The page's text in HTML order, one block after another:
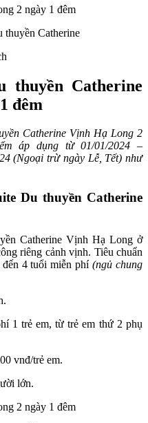
thuyền Catherine
thuyền Catherine
đêm
Catherine Vịnh Hạ Long 2
áp dụng từ 01/01/2024 –
(Ngoại trừ ngày Lễ, Tết) như
Du thuyền Catherine
Catherine Vịnh Hạ Long ở
riêng cảnh vịnh. Tiêu chuẩn
4 tuổi miễn phí(ngủ chung
1 trẻ em, từ trẻ em thứ 2 phụ
vnđ/trẻ em.
lớn.